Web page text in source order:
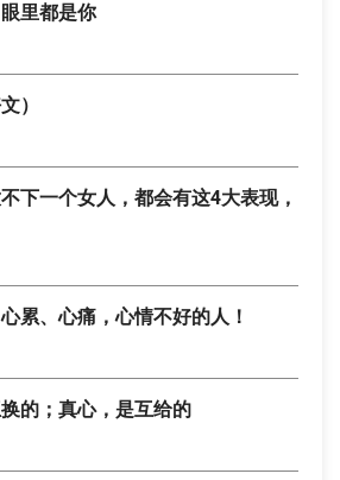
里都是你
）
下一个女人，都会有这4大表现，
累、心痛，心情不好的人！
的；真心，是互给的